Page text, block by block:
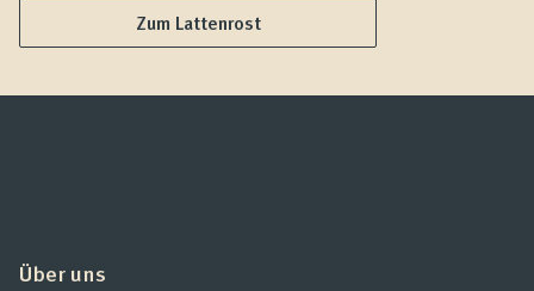
Zum Lattenrost
Über uns